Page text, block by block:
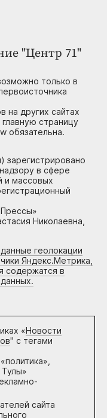
"Центр 71"
только в
на других сайтах
страницу
обязательна.
зарегистрировано
в сфере
и массовых
Николаевна,
геолокации
Яндекс.Метрика,
содержатся в
«Новости
" с тегами
сайта